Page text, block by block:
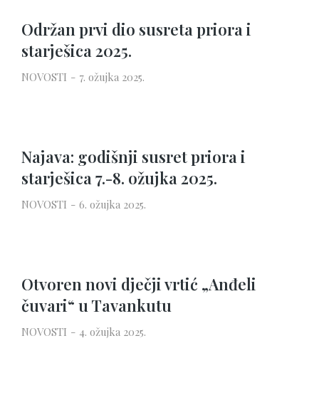
Održan prvi dio susreta priora i
starješica 2025.
NOVOSTI 7. ožujka 2025.
Najava: godišnji susret priora i
starješica 7.-8. ožujka 2025.
NOVOSTI 6. ožujka 2025.
Otvoren novi dječji vrtić „Anđeli
čuvari“ u Tavankutu
NOVOSTI 4. ožujka 2025.